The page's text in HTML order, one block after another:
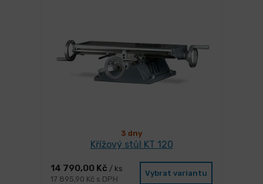
3 dny
Křížový stůl KT 120
14 790,00 Kč / ks
17 895,90 Kč s DPH
Vybrat variantu